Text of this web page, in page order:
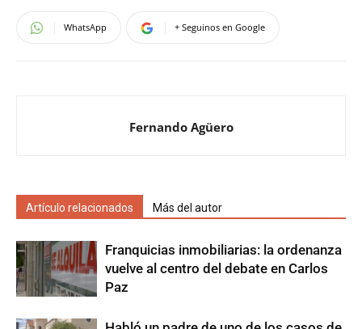
WhatsApp + Seguinos en Google
Fernando Agüero
Artículo relacionados Más del autor
Franquicias inmobiliarias: la ordenanza
vuelve al centro del debate en Carlos
Paz